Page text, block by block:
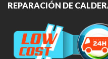
REPARACIÓN DE